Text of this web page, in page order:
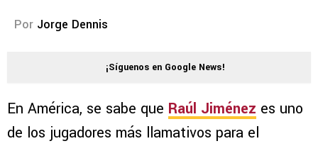
Por Jorge Dennis
¡Síguenos en Google News!
En América, se sabe que Raúl Jiménez es uno
de los jugadores más llamativos para el